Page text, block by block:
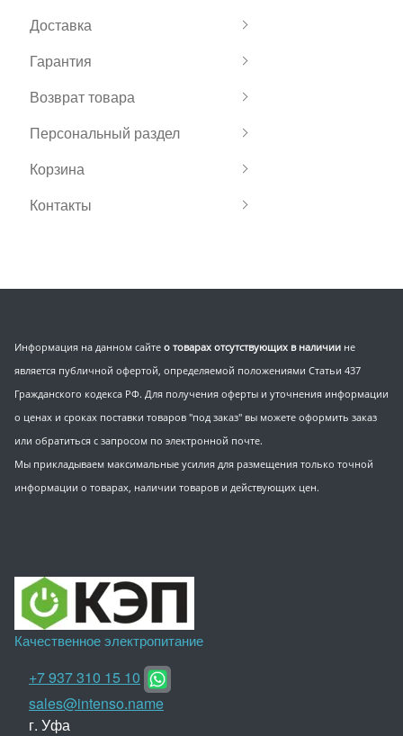
Доставка
Гарантия
Возврат товара
Персональный раздел
Корзина
Контакты
Информация на данном сайте о товарах отсутствующих в наличии не
является публичной офертой, определяемой положениями Статьи 437
Гражданского кодекса РФ. Для получения оферты и уточнения информации
о ценах и сроках поставки товаров "под заказ" вы можете оформить заказ
или обратиться с запросом по электронной почте.
Мы прикладываем максимальные усилия для размещения только точной
информации о товарах, наличии товаров и действующих цен.
Качественное электропитание
+7 937 310 15 10
sales@intenso.name
г. Уфа